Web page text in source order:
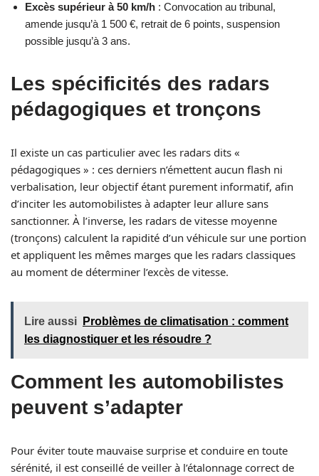
Excès supérieur à 50 km/h : Convocation au tribunal,
amende jusqu’à 1 500 €, retrait de 6 points, suspension
possible jusqu’à 3 ans.
Les spécificités des radars
pédagogiques et tronçons
Il existe un cas particulier avec les radars dits «
pédagogiques » : ces derniers n’émettent aucun flash ni
verbalisation, leur objectif étant purement informatif, afin
d’inciter les automobilistes à adapter leur allure sans
sanctionner. À l’inverse, les radars de vitesse moyenne
(tronçons) calculent la rapidité d’un véhicule sur une portion
et appliquent les mêmes marges que les radars classiques
au moment de déterminer l’excès de vitesse.
Lire aussi
Problèmes de climatisation : comment
les diagnostiquer et les résoudre ?
Comment les automobilistes
peuvent s’adapter
Pour éviter toute mauvaise surprise et conduire en toute
sérénité, il est conseillé de veiller à l’étalonnage correct de